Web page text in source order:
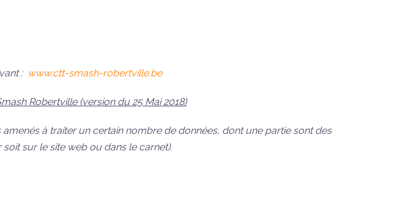
: www.ctt-smash-robertville.be
Robertville (version du 25 Mai 2018)
à traiter un certain nombre de données, dont une partie sont des
sur le site web ou dans le carnet).